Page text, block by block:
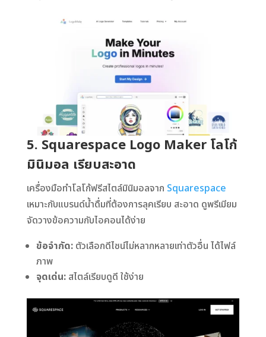
5. Squarespace Logo Maker โลโก้
มินิมอล เรียบสะอาด
เครื่องมือทำโลโก้ฟรีสไตล์มินิมอลจาก Squarespace
เหมาะกับแบรนด์น้ำดื่มที่ต้องการลุคเรียบ สะอาด ดูพรีเมียม
จัดวางข้อความกับไอคอนได้ง่าย
ข้อจำกัด: ตัวเลือกดีไซน์ไม่หลากหลายเท่าตัวอื่น ได้ไฟล์
ภาพ
จุดเด่น:สไตล์เรียบดูดี ใช้ง่าย